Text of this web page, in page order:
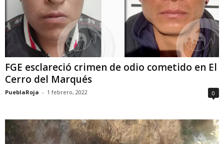
FGE esclareció crimen de odio cometido en El
Cerro del Marqués
PueblaRoja - 1 febrero, 2022 0